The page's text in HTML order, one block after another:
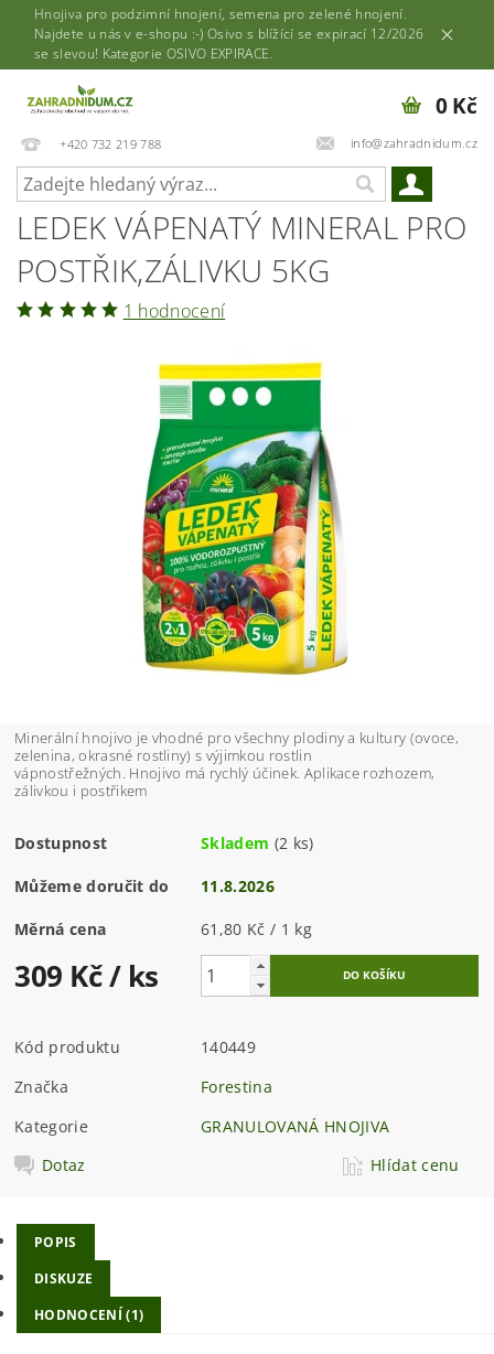
Hnojiva pro podzimní hnojení, semena pro zelené hnojení.
Najdete u nás v e-shopu :-) Osivo s blížící se expirací 12/2026
se slevou! Kategorie OSIVO EXPIRACE.
+420 732 219 788 info@zahradnidum.cz
0 Kč
LEDEK VÁPENATÝ MINERAL PRO
POSTŘIK,ZÁLIVKU 5KG
1 hodnocení
Minerální hnojivo je vhodné pro všechny plodiny a kultury (ovoce,
zelenina, okrasné rostliny) s výjimkou rostlin
vápnostřežných. Hnojivo má rychlý účinek. Aplikace rozhozem,
zálivkou i postřikem
Dostupnost Skladem (2 ks)
Můžeme doručit do 11.8.2026
Měrná cena 61,80 Kč / 1 kg
309 Kč/ ks
Kód produktu
140449
Značka
Forestina
Kategorie
GRANULOVANÁ HNOJIVA
Dotaz
Hlídat cenu
POPIS
DISKUZE
HODNOCENÍ (1)